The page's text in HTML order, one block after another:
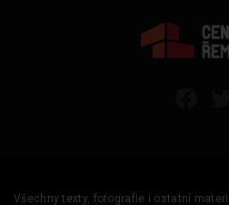
Všechny texty, fotografie i ostatní